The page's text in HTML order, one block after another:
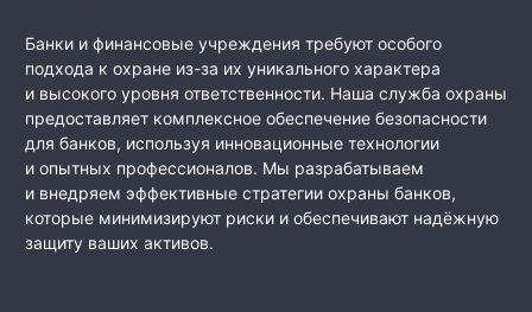
Банки и финансовые учреждения требуют особого
подхода к охране из-за их уникального характера
и высокого уровня ответственности. Наша служба охраны
предоставляет комплексное обеспечение безопасности
для банков, используя инновационные технологии
и опытных профессионалов. Мы разрабатываем
и внедряем эффективные стратегии охраны банков,
которые минимизируют риски и обеспечивают надёжную
защиту ваших активов.